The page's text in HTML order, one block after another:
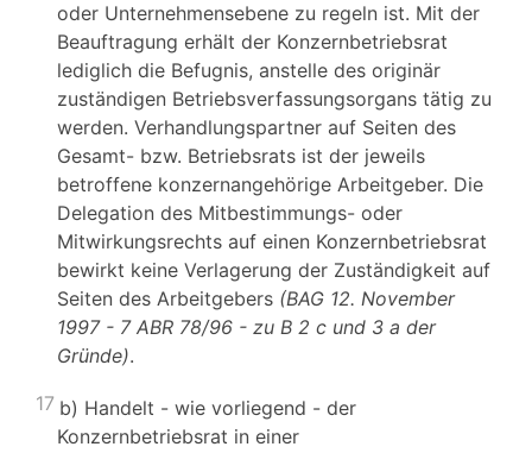
oder Unternehmensebene zu regeln ist. Mit der
Beauftragung erhält der Konzernbetriebsrat
lediglich die Befugnis, anstelle des originär
zuständigen Betriebsverfassungsorgans tätig zu
werden. Verhandlungspartner auf Seiten des
Gesamt- bzw. Betriebsrats ist der jeweils
betroffene konzernangehörige Arbeitgeber. Die
Delegation des Mitbestimmungs- oder
Mitwirkungsrechts auf einen Konzernbetriebsrat
bewirkt keine Verlagerung der Zuständigkeit auf
Seiten des Arbeitgebers (BAG 12. November
1997 - 7 ABR 78/96 - zu B 2 c und 3 a der
Gründe).
17 b) Handelt - wie vorliegend - der
Konzernbetriebsrat in einer